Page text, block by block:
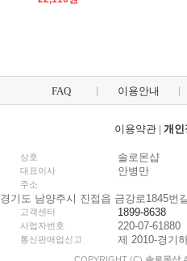
FAQ 이용안내
이용약관| 개인
상호 솔로몬샵
대표이사 안병만
주소
경기도 남양주시 진접읍 금강로1845번
고객센터 1899-8638
사업자번호 220-07-61880
통신판매업신고 제 2010-경기